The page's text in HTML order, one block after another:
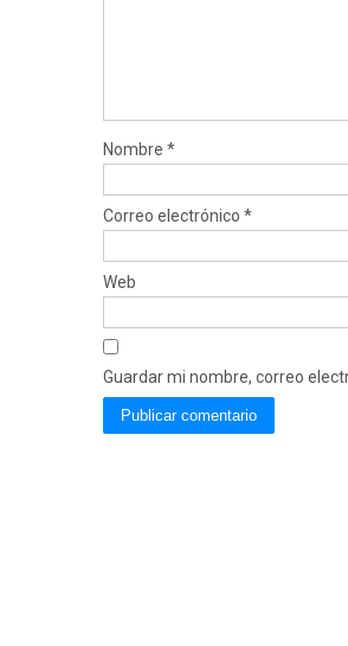
Nombre *
Correo electrónico *
Web
Guardar mi nombre, correo